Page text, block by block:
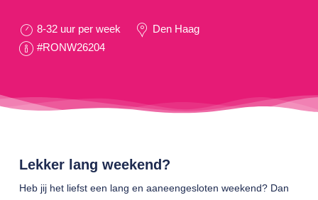
8-32 uur per week
Den Haag
#RONW26204
Lekker lang weekend?
Heb jij het liefst een lang en aaneengesloten weekend? Dan